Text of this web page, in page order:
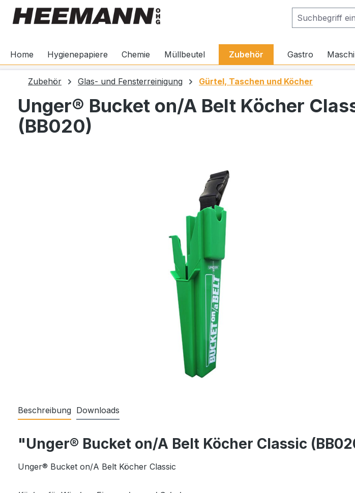
Zur Hauptnavigation springen
Home Hygienepapiere Chemie Müllbeutel Zubehör Gastro
Zubehör Glas- und Fensterreinigung Gürtel, Taschen und Köcher
Unger® Bucket on/A Belt Köcher
(BB020)
Beschreibung Downloads
"Unger® Bucket on/A Belt Köcher Classic
Unger® Bucket on/A Belt Köcher Classic